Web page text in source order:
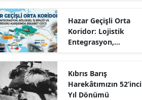
Hazar Geçişli Orta
Koridor: Lojistik
Entegrasyon,
Karşısında Rekabet
Gücü
Kıbrıs Barış
Harekâtımızın 52’inci
Yıl Dönümü